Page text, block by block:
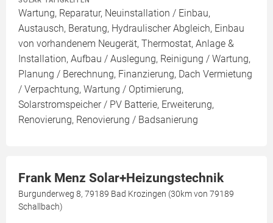
Wartung, Reparatur, Neuinstallation / Einbau,
Austausch, Beratung, Hydraulischer Abgleich, Einbau
von vorhandenem Neugerät, Thermostat, Anlage &
Installation, Aufbau / Auslegung, Reinigung / Wartung,
Planung / Berechnung, Finanzierung, Dach Vermietung
/ Verpachtung, Wartung / Optimierung,
Solarstromspeicher / PV Batterie, Erweiterung,
Renovierung, Renovierung / Badsanierung
Frank Menz Solar+Heizungstechnik
Burgunderweg 8, 79189 Bad Krozingen (30km von 79189
Schallbach)